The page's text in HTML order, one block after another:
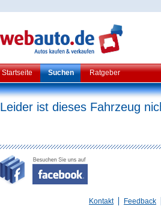
Startseite Suchen Ratgeber
Leider ist dieses Fahrzeug
Kontakt
Feedback